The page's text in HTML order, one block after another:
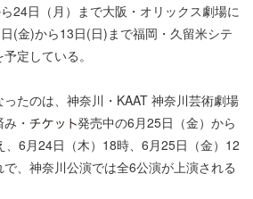
24日（月）まで大阪・オリックス劇場に
(金)から13日(日)まで福岡・久留米シテ
定している。
たのは、神奈川・KAAT 神奈川芸術劇場
・
発売中の6月25日（金）から
、6月24日（木）18時、6月25日（金）12
、神奈川公演では全6公演が上演される